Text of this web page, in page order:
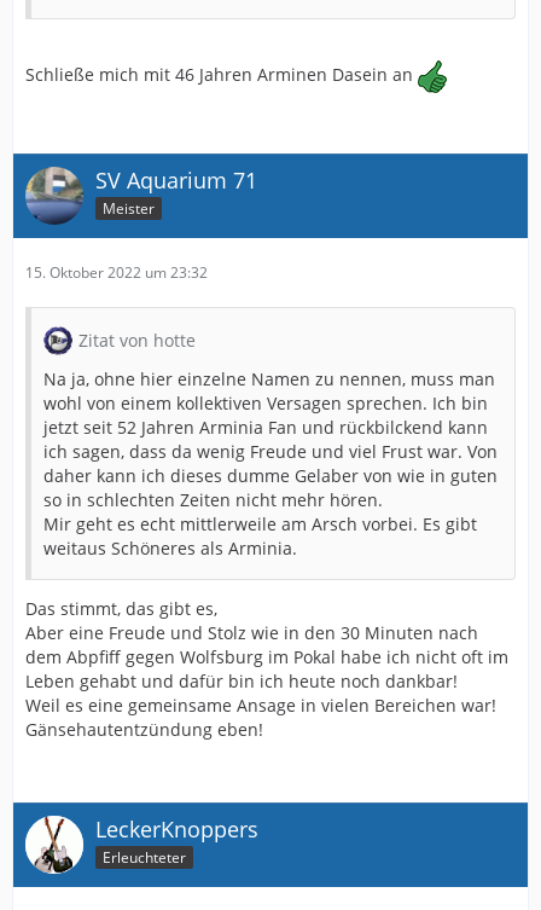
Schließe mich mit 46 Jahren Arminen Dasein an
SV Aquarium 71
Meister
15. Oktober 2022 um 23:32
Zitat von hotte
Na ja, ohne hier einzelne Namen zu nennen, muss man
wohl von einem kollektiven Versagen sprechen. Ich bin
jetzt seit 52 Jahren Arminia Fan und rückbilckend kann
ich sagen, dass da wenig Freude und viel Frust war. Von
daher kann ich dieses dumme Gelaber von wie in guten
so in schlechten Zeiten nicht mehr hören.
Mir geht es echt mittlerweile am Arsch vorbei. Es gibt
weitaus Schöneres als Arminia.
Das stimmt, das gibt es,
Aber eine Freude und Stolz wie in den 30 Minuten nach
dem Abpfiff gegen Wolfsburg im Pokal habe ich nicht oft im
Leben gehabt und dafür bin ich heute noch dankbar!
Weil es eine gemeinsame Ansage in vielen Bereichen war!
Gänsehautentzündung eben!
LeckerKnoppers
Erleuchteter